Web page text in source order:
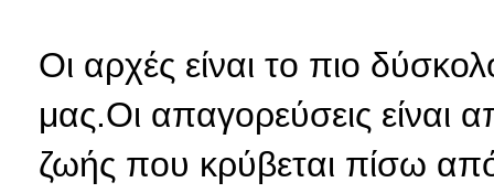
Οι αρχές είναι το πιο
μας.Οι απαγορεύσεις είναι
ζωής που κρύβεται πίσω